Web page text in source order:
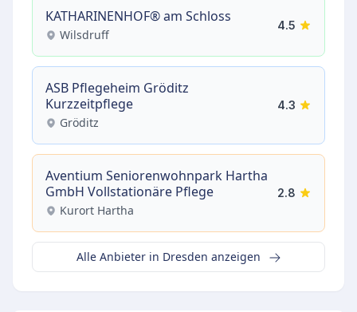
KATHARINENHOF® am Schloss
Wilsdruff
4.5
ASB Pflegeheim Gröditz
Kurzzeitpflege
Gröditz
4.3
Aventium Seniorenwohnpark Hartha
GmbH Vollstationäre Pflege
Kurort Hartha
2.8
Alle Anbieter in Dresden anzeigen